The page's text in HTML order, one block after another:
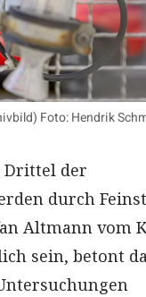
Foto: Hendrik
Drittel der
durch
Altmann vom
sein, betont